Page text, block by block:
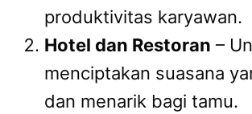
produktivitas karyawan.
Hotel dan Restoran –
menciptakan suasana
dan menarik bagi tamu.